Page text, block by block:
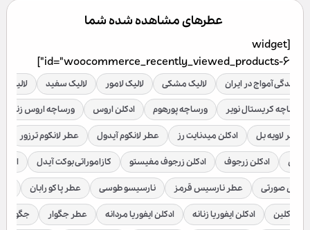
عطرهای مشاهده شده شما
[widget
id="woocommerce_recently_viewed_products-6"]
نمایندگی آمواج در ایران لالیک مشکی لالیک لامور لالیک سفید لالیک
ورساچه کریستال نویر ورساچه پورهوم ادکلن اروس ورساچه اروس زنانه
عطر لاویه بل ادکلن میدنایت رز عطر لانکوم آیدول عطر لانکوم ترزور
ادکلن زرجوف ادکلن زرجوف مفیستو کازاموراتی بوکت آیدل
صورتی عطر نارسیس قرمز نارسیسو طوسی عطر پاکو رابان
کلین ادکلن ایفوریا زنانه ادکلن ایفوریا مردانه عطر جگوار جگوار